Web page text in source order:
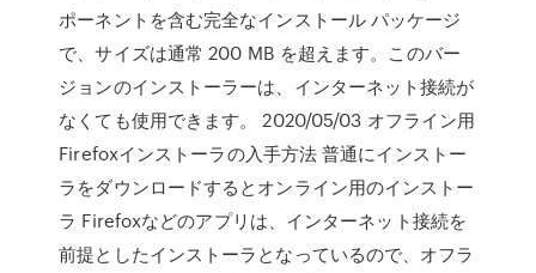
ポーネントを含む完全なインストール パッケージ
で、サイズは通常 200 MB を超えます。このバー
ジョンのインストーラーは、インターネット接続が
なくても使用できます。 2020/05/03 オフライン用
Firefoxインストーラの入手方法 普通にインストー
ラをダウンロードするとオンライン用のインストー
ラ Firefoxなどのアプリは、インターネット接続を
前提としたインストーラとなっているので、オフラ